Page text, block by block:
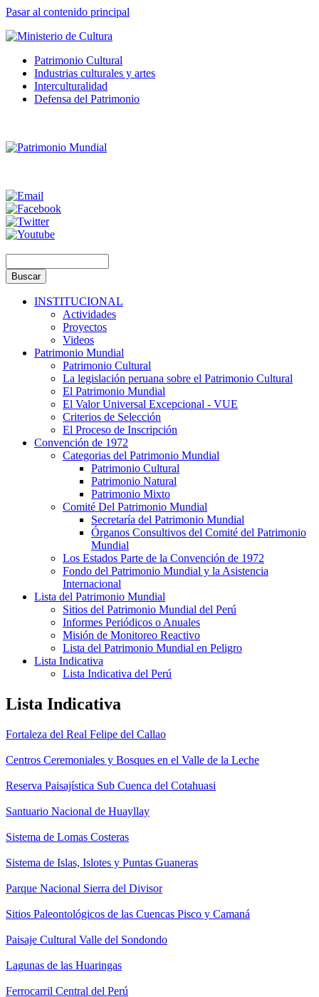
Pasar al contenido principal
Patrimonio Cultural
Industrias culturales y artes
Interculturalidad
Defensa del Patrimonio
INSTITUCIONAL
Actividades
Proyectos
Videos
Patrimonio Mundial
Patrimonio Cultural
La legislación peruana sobre el Patrimonio Cultural
El Patrimonio Mundial
El Valor Universal Excepcional - VUE
Criterios de Selección
El Proceso de Inscripción
Convención de 1972
Categorias del Patrimonio Mundial
Patrimonio Cultural
Patrimonio Natural
Patrimonio Mixto
Comité Del Patrimonio Mundial
Secretaría del Patrimonio Mundial
Órganos Consultivos del Comité del Patrimonio
Mundial
Los Estados Parte de la Convención de 1972
Fondo del Patrimonio Mundial y la Asistencia
Internacional
Lista del Patrimonio Mundial
Sitios del Patrimonio Mundial del Perú
Informes Periódicos o Anuales
Misión de Monitoreo Reactivo
Lista del Patrimonio Mundial en Peligro
Lista Indicativa
Lista Indicativa del Perú
Lista Indicativa
Fortaleza del Real Felipe del Callao
Centros Ceremoniales y Bosques en el Valle de la Leche
Reserva Paisajística Sub Cuenca del Cotahuasi
Santuario Nacional de Huayllay
Sistema de Lomas Costeras
Sistema de Islas, Islotes y Puntas Guaneras
Parque Nacional Sierra del Divisor
Sitios Paleontológicos de las Cuencas Pisco y Camaná
Paisaje Cultural Valle del Sondondo
Lagunas de las Huaringas
Ferrocarril Central del Perú